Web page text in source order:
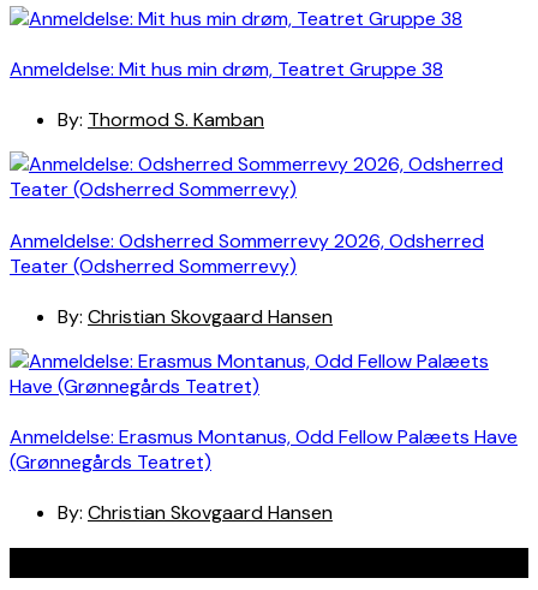
Anmeldelse: Mit hus min drøm, Teatret Gruppe 38
By: Thormod S. Kamban
Anmeldelse: Odsherred Sommerrevy 2026, Odsherred
Teater (Odsherred Sommerrevy)
By: Christian Skovgaard Hansen
Anmeldelse: Erasmus Montanus, Odd Fellow Palæets Have
(Grønnegårds Teatret)
By: Christian Skovgaard Hansen